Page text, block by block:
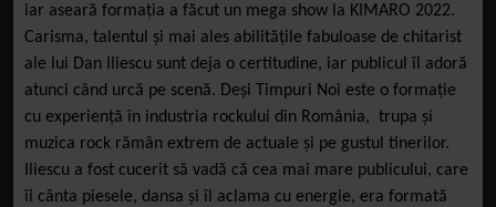
iar aseară formația a făcut un mega show la KIMARO 2022.
Carisma, talentul și mai ales abilitățile fabuloase de chitarist
ale lui Dan Iliescu sunt deja o certitudine, iar publicul îl adoră
atunci când urcă pe scenă. Deși Timpuri Noi este o formație
cu experiență în industria rockului din România, trupa și
muzica rock rămân extrem de actuale și pe gustul tinerilor.
Iliescu a fost cucerit să vadă că cea mai mare publicului, care
îi cânta piesele, dansa și îl aclama cu energie, era formată